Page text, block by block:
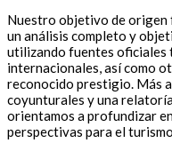
Nuestro objetivo de origen
un análisis completo y
utilizando fuentes oficiales
internacionales, así como
reconocido prestigio. Más
coyunturales y una
orientamos a profundizar
perspectivas para el